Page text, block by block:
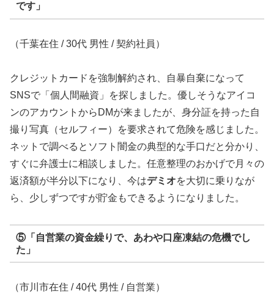
です」
（千葉在住 / 30代 男性 / 契約社員）
クレジットカードを強制解約され、自暴自棄になって
SNSで「個人間融資」を探しました。優しそうなアイコ
ンのアカウントからDMが来ましたが、身分証を持った自
撮り写真（セルフィー）を要求されて危険を感じました。
ネットで調べるとソフト闇金の典型的な手口だと分かり、
すぐに弁護士に相談しました。任意整理のおかげで月々の
返済額が半分以下になり、今はデミオを大切に乗りなが
ら、少しずつですが貯金もできるようになりました。
⑤「自営業の資金繰りで、あわや口座凍結の危機でし
た」
（市川市在住 / 40代 男性 / 自営業）